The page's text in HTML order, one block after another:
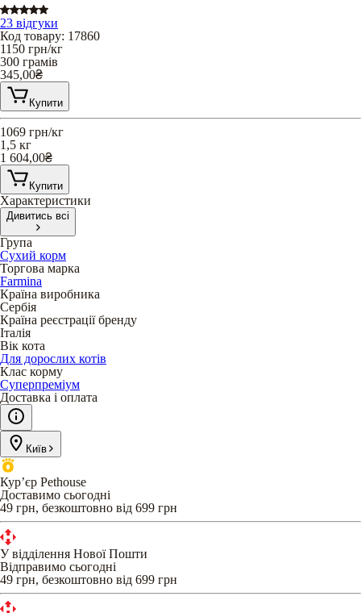
23 відгуки
Код товару: 17860
1150 грн/кг
300 грамів
345,00₴
Купити
1069 грн/кг
1,5 кг
1 604,00₴
Купити
Характеристики
Дивитись всі
Група
Сухий корм
Торгова марка
Farmina
Країна виробника
Сербія
Країна реєстрації бренду
Італія
Вік кота
Для дорослих котів
Клас корму
Суперпреміум
Доставка і оплата
Київ
Кур’єр Pethouse
Доставимо сьогодні
49 грн, безкоштовно від 699 грн
У відділення Нової Пошти
Відправимо сьогодні
49 грн, безкоштовно від 699 грн